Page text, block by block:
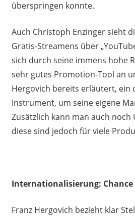
überspringen konnte.
Auch Christoph Enzinger sieht
Gratis-Streamens über
sich durch seine immens hohe
sehr gutes Promotion-Tool an
Hergovich bereits erläutert, ein
Instrument, um seine eigene
Zusätzlich kann man auch noch
diese sind jedoch für viele
Internationalisierung: Chance
Franz Hergovich bezieht klar